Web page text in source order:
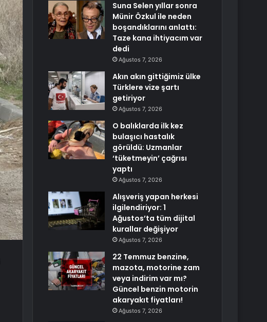
Suna Selen yıllar sonra
Münir Özkul ile neden
boşandıklarını anlattı:
Taze kana ihtiyacım var
dedi
Ağustos 7, 2026
Akın akın gittiğimiz ülke
Türklere vize şartı
getiriyor
Ağustos 7, 2026
O balıklarda ilk kez
bulaşıcı hastalık
görüldü: Uzmanlar
‘tüketmeyin’ çağrısı
yaptı
Ağustos 7, 2026
Alışveriş yapan herkesi
ilgilendiriyor: 1
Ağustos’ta tüm dijital
kurallar değişiyor
Ağustos 7, 2026
22 Temmuz benzine,
mazota, motorine zam
veya indirim var mı?
Güncel benzin motorin
akaryakıt fiyatları!
Ağustos 7, 2026